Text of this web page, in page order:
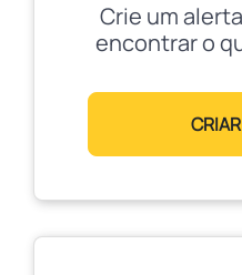
Crie um
encontrar o